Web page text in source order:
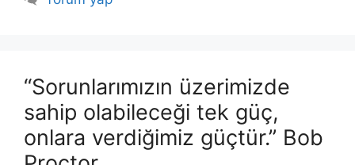
“Sorunlarımızın üzerimizde
sahip olabileceği tek güç,
onlara verdiğimiz güçtür.” Bob